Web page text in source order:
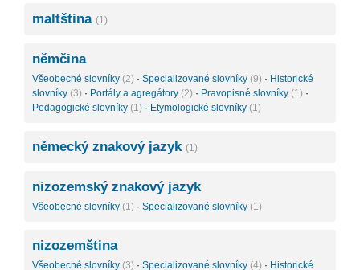
maltština (1)
němčina
Všeobecné slovníky (2) · Specializované slovníky (9) · Historické
slovníky (3) · Portály a agregátory (2) · Pravopisné slovníky (1) ·
Pedagogické slovníky (1) · Etymologické slovníky (1)
německý znakový jazyk (1)
nizozemský znakový jazyk
Všeobecné slovníky (1) · Specializované slovníky (1)
nizozemština
Všeobecné slovníky (3) · Specializované slovníky (4) · Historické